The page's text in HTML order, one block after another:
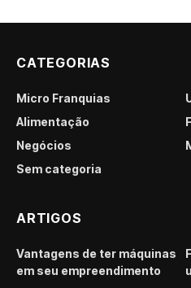
CATEGORIAS
Micro Franquias
Alimentação
Negócios
Sem categoria
ARTIGOS
Vantagens de ter máquinas
em seu empreendimento